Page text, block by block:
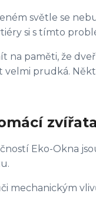
světle se
si s tímto
na paměti, že
prudká.
zvířata
Eko-Okna
mechanickým